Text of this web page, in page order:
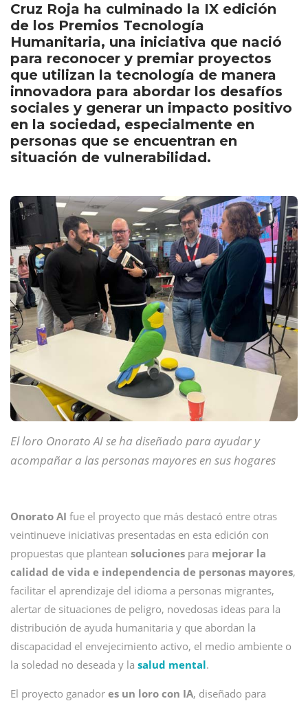
Cruz Roja ha culminado la IX edición
de los Premios Tecnología
Humanitaria, una iniciativa que nació
para reconocer y premiar proyectos
que utilizan la tecnología de manera
innovadora para abordar los desafíos
sociales y generar un impacto positivo
en la sociedad, especialmente en
personas que se encuentran en
situación de vulnerabilidad.
El loro Onorato AI se ha diseñado para ayudar y
acompañar a las personas mayores en sus hogares
Onorato AI fue el proyecto que más destacó entre otras
veintinueve iniciativas presentadas en esta edición con
propuestas que plantean soluciones para mejorar la
calidad de vida e independencia de personas mayores,
facilitar el aprendizaje del idioma a personas migrantes,
alertar de situaciones de peligro, novedosas ideas para la
distribución de ayuda humanitaria y que abordan la
discapacidad el envejecimiento activo, el medio ambiente o
la soledad no deseada y la salud mental.
El proyecto ganador es un loro con IA, diseñado para